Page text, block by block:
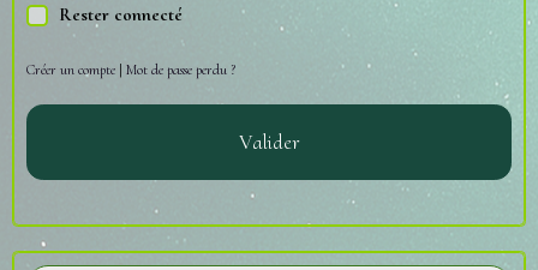
Rester connecté
Créer un compte | Mot de passe perdu ?
Valider